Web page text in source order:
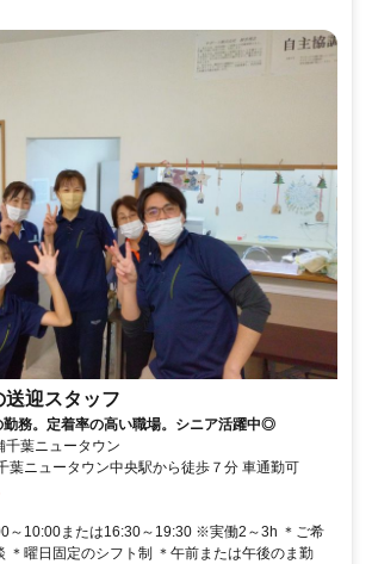
送迎スタッフ
務。定着率の高い職場。シニア活躍中◎
千葉ニュータウン
葉ニュータウン中央駅から徒歩７分 車通勤可
～10:00または16:30～19:30 ※実働2～3h ＊ご希
＊曜日固定のシフト制 ＊午前または午後のま勤